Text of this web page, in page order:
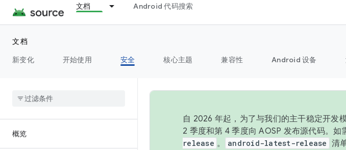
文档 Android 代码搜索
文档
新变化
开始使用 安全 核心主题 兼容性 Android 设备
概览
自 2026 年起，为了与我们的主干稳定开发
2 季度和第 4 季度向 AOSP 发布源代码。
release 。 android-latest-release 清